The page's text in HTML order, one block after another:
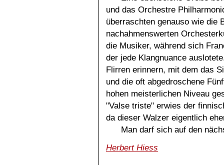
und das Orchestre
überraschten genauso wie die
nachahmenswerten
die Musiker, während sich
der jede Klangnuance
Flirren erinnern, mit dem das
und die oft abgedroschene
hohen meisterlichen Niveau
"Valse triste" erwies der
da dieser Walzer eigentlich
Man darf sich auf den
Herbert Hiess